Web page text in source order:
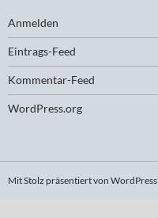
Anmelden
Eintrags-Feed
Kommentar-Feed
WordPress.org
Mit Stolz präsentiert von WordPress